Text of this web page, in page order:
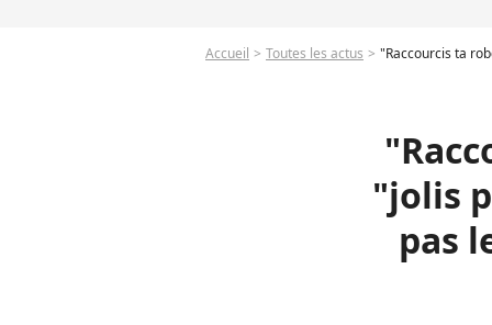
Accueil Toutes les actus "Raccourcis ta
"jolis
pas